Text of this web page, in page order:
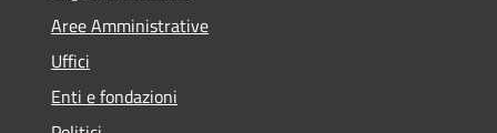
Aree Amministrative
Uffici
Enti e fondazioni